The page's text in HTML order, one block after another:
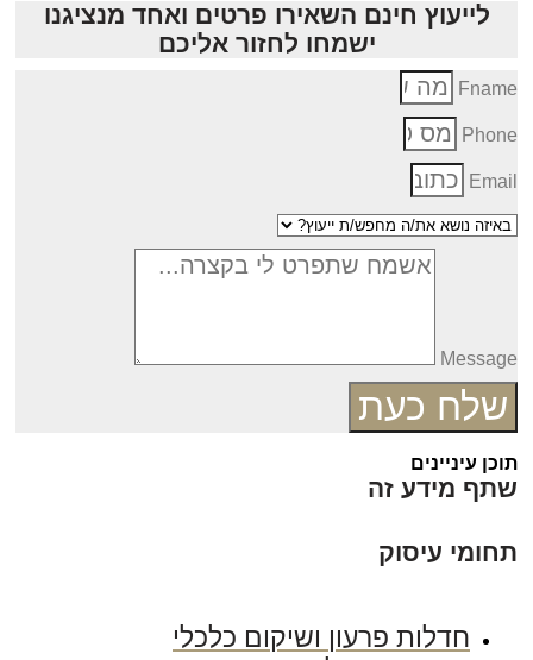
לייעוץ חינם השאירו פרטים ואחד מנציגנו
ישמחו לחזור אליכם
שלח כעת
עיניינים
מידע זה
עיסוק
חדלות פרעון ושיקום כלכלי